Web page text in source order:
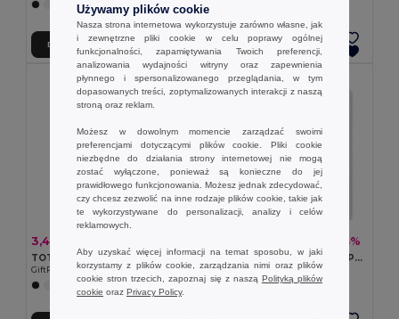
+7 kolory
Dodaj Do Koszyka Dodaj Do Koszyka
3,47 zł
TOTEPET Torba na zakupy z RPET
GiftRetail MO9441
-43%
KAIMANI Torba z włókniny RPET
GiftRetail MO2194
+2 kolory
Używamy plików cookie
Nasza strona internetowa wykorzystuje zarówno własne, jak
i zewnętrzne pliki cookie w celu poprawy ogólnej
funkcjonalności, zapamiętywania Twoich preferencji,
analizowania wydajności witryny oraz zapewnienia
płynnego i spersonalizowanego przeglądania, w tym
dopasowanych treści, zoptymalizowanych interakcji z naszą
stroną oraz reklam.
Możesz w dowolnym momencie zarządzać swoimi
preferencjami dotyczącymi plików cookie. Pliki cookie
niezbędne do działania strony internetowej nie mogą
zostać wyłączone, ponieważ są konieczne do jej
prawidłowego funkcjonowania. Możesz jednak zdecydować,
czy chcesz zezwolić na inne rodzaje plików cookie, takie jak
te wykorzystywane do personalizacji, analizy i celów
reklamowych.
Aby uzyskać więcej informacji na temat sposobu, w jaki
korzystamy z plików cookie, zarządzania nimi oraz plików
cookie stron trzecich, zapoznaj się z naszą Polityką plików
cookie oraz Privacy Policy.